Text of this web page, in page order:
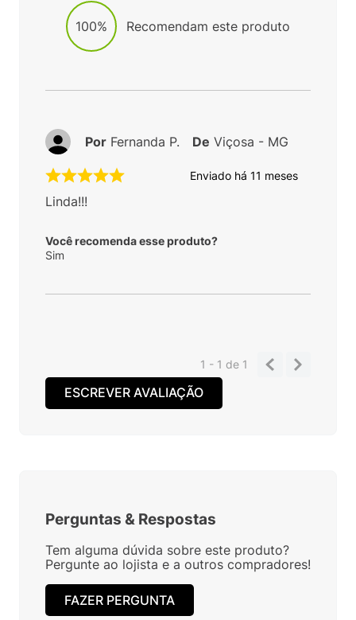
100% Recomendam este produto
Enviado há 11 meses
Linda!!!
Você recomenda esse produto?
Sim
Por Fernanda P. De Viçosa - MG
1 - 1de 1
ESCREVER AVALIAÇÃO
Perguntas & Respostas
Tem alguma dúvida sobre este produto?
Pergunte ao lojista e a outros compradores!
FAZER PERGUNTA